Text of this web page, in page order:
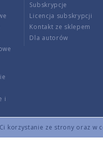
korzystanie ze strony oraz w
i
Subskrypcje
Licencja subskrypcji
Kontakt ze sklepem
Dla autorów